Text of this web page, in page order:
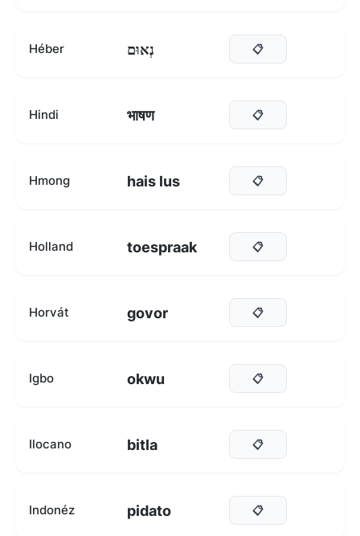
Héber נְאוּם 📋
Hindi भाषण 📋
Hmong hais lus 📋
Holland toespraak 📋
Horvát govor 📋
Igbo okwu 📋
Ilocano bitla 📋
Indonéz pidato 📋